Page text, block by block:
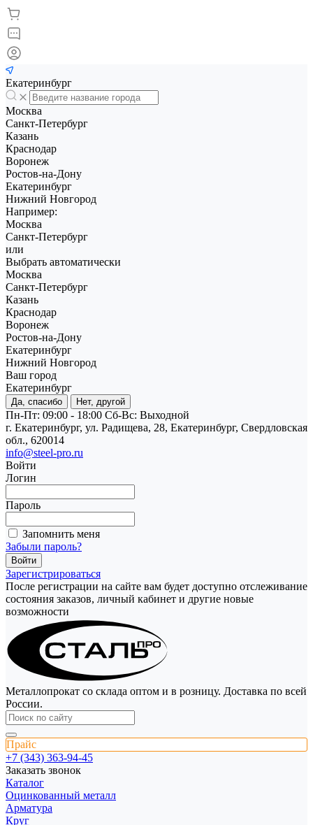
Екатеринбург
Москва
Санкт-Петербург
Казань
Краснодар
Воронеж
Ростов-на-Дону
Екатеринбург
Нижний Новгород
Например:
Москва
Санкт-Петербург
или
Выбрать автоматически
Москва
Санкт-Петербург
Казань
Краснодар
Воронеж
Ростов-на-Дону
Екатеринбург
Нижний Новгород
Ваш город
Екатеринбург
Да, спасибо Нет, другой
Пн-Пт: 09:00 - 18:00 Cб-Вс: Выходной
г. Екатеринбург, ул. Радищева, 28, Екатеринбург, Свердловская
обл., 620014
info@steel-pro.ru
Войти
Логин
Пароль
Запомнить меня
Забыли пароль?
Зарегистрироваться
После регистрации на сайте вам будет доступно отслеживание
состояния заказов, личный кабинет и другие новые
возможности
Металлопрокат со склада оптом и в розницу. Доставка по всей
России.
Прайс
+7 (343) 363-94-45
Заказать звонок
Каталог
Оцинкованный металл
Арматура
Круг